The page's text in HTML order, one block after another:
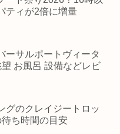
ティが2倍に増量
ーサルポートヴィータ
お風呂 設備などレビ
グのクレイジートロッ
ち時間の目安